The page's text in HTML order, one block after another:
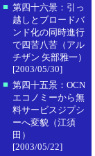
■ 第四十六景：引っ
越しとブロードバ
ンド化の同時進行
で四苦八苦（アル
チザン 矢部雅一）
[2003/05/30]
■ 第四十五景：OCN
エコノミーから無
料サービスジプシ
ーへ変貌（江須
田）
[2003/05/22]